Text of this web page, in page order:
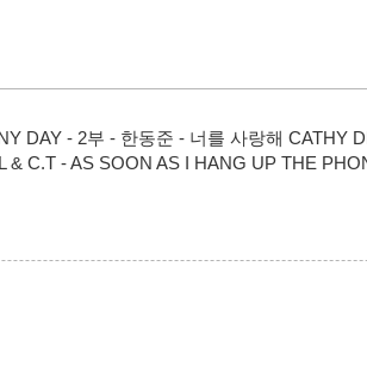
DAY - 2부 - 한동준 - 너를 사랑해 CATHY
C.T - AS SOON AS I HANG UP THE